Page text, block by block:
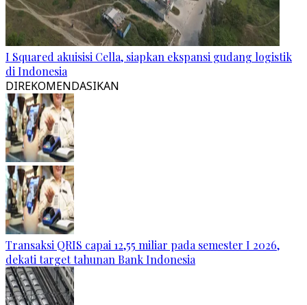
I Squared akuisisi Cella, siapkan ekspansi gudang logistik
di Indonesia
DIREKOMENDASIKAN
Transaksi QRIS capai 12,55 miliar pada semester I 2026,
dekati target tahunan Bank Indonesia